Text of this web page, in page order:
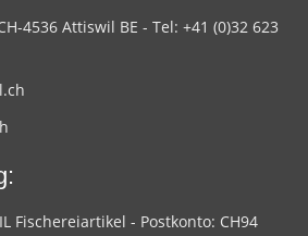
4536 Attiswil BE - Tel: +41 (0)32 623
Fischereiartikel - Postkonto: CH94